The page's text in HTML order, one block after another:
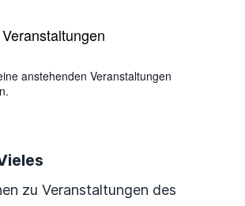
anstehenden Veranstaltungen
zu Veranstaltungen des